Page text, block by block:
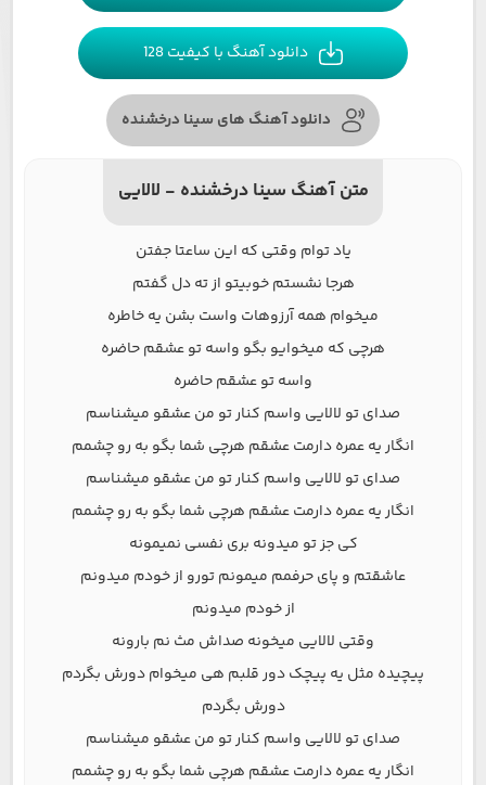
دانلود آهنگ با کیفیت 128
دانلود آهنگ های سینا درخشنده
متن آهنگ سینا درخشنده - لالایی
یاد توام وقتی که این ساعتا جفتن
هرجا نشستم خوبیتو از ته دل گفتم
میخوام همه آرزوهات واست بشن یه خاطره
هرچی که میخوایو بگو واسه تو عشقم حاضره
واسه تو عشقم حاضره
صدای تو لالایی واسم کنار تو من عشقو میشناسم
انگار یه عمره دارمت عشقم هرچی شما بگو به رو چشمم
صدای تو لالایی واسم کنار تو من عشقو میشناسم
انگار یه عمره دارمت عشقم هرچی شما بگو به رو چشمم
کی جز تو میدونه بری نفسی نمیمونه
عاشقتم و پای حرفمم میمونم تورو از خودم میدونم
از خودم میدونم
وقتی لالایی میخونه صداش مث نم بارونه
پیچیده مثل یه پیچک دور قلبم هی میخوام دورش بگردم
دورش بگردم
صدای تو لالایی واسم کنار تو من عشقو میشناسم
انگار یه عمره دارمت عشقم هرچی شما بگو به رو چشمم